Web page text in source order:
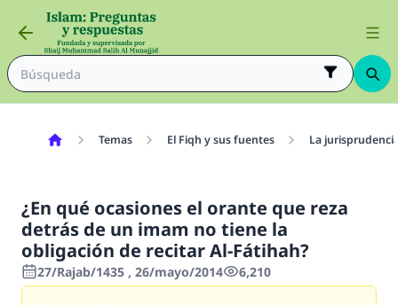
Temas El Fiqh y sus fuentes La
¿En qué ocasiones el orante que reza
detrás de un imam no tiene la
obligación de recitar Al-Fátihah?
27/Rajab/1435 , 26/mayo/2014 6,210